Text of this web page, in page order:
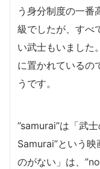
う身分制度の一番
級でしたが、すべ
い武士もいました
に置かれているの
うです。
”samurai”は「武
Samurai”という
のがない」は、